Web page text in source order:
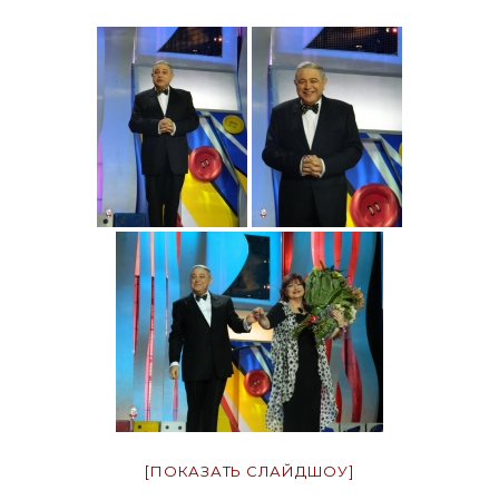
[ПОКАЗАТЬ СЛАЙДШОУ]